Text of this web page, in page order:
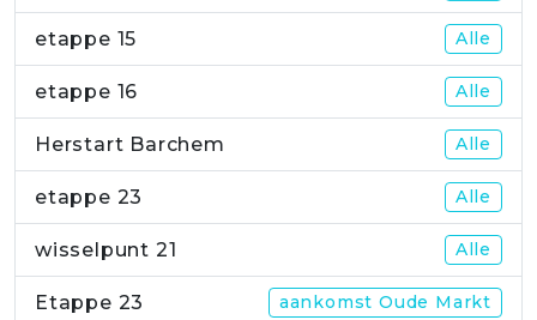
etappe 15 Alle
etappe 16 Alle
Herstart Barchem Alle
etappe 23 Alle
wisselpunt 21 Alle
Etappe 23 aankomst Oude Markt